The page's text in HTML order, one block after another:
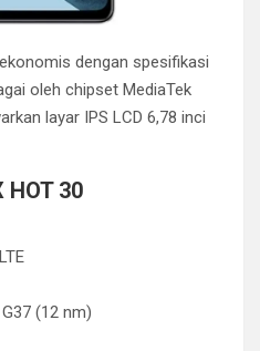
dengan spesifikasi
oleh chipset MediaTek
layar IPS LCD 6,78 inci
HOT 30
(12 nm)